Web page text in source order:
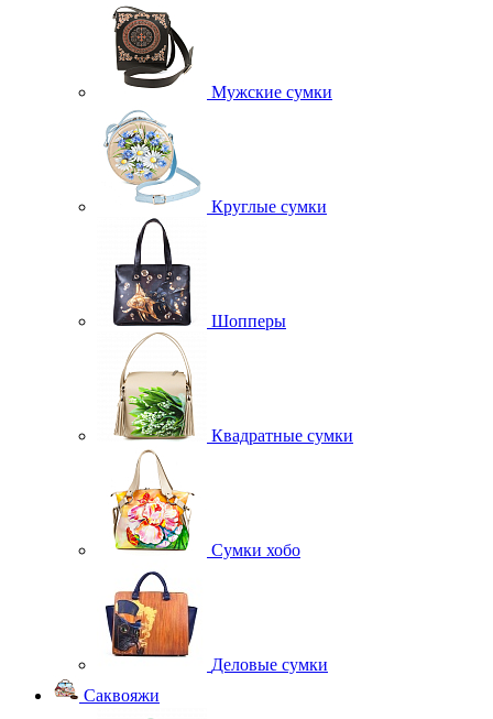
Мужские сумки
Круглые сумки
Шопперы
Квадратные сумки
Сумки хобо
Деловые сумки
Саквояжи